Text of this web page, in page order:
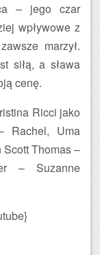
– jego czar
wpływowe z
marzył.
siłą, a sława
cenę.
Ricci jako
Rachel, Uma
Thomas –
– Suzanne